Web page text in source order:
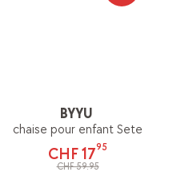
BYYU
chaise pour enfant Sete
CHF 1795
CHF 59.95